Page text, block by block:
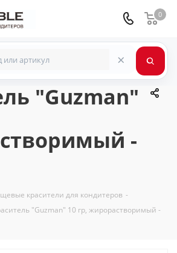
0
×
"Guzman"
-
красители для кондитеров -
"Guzman" 10 гр, жирорастворимый -